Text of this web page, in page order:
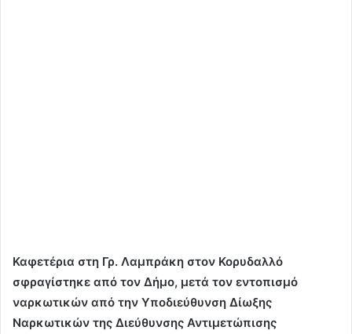
Καφετέρια στη Γρ. Λαμπράκη στον Κορυδαλλό
σφραγίστηκε από τον Δήμο, μετά τον εντοπισμό
ναρκωτικών από την Υποδιεύθυνση Δίωξης
Ναρκωτικών της Διεύθυνσης Αντιμετώπισης